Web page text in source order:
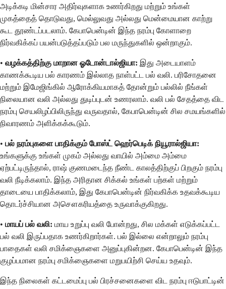
அடிக்கடி மின்சார அதிர்வுகளாக உணர்கிறது மற்றும் உங்கள்
முகத்தைத் தொடுவது, மெல்லுவது அல்லது மென்மையான காற்று
கூட தூண்டப்படலாம். கேபாபென்டின் இந்த நரம்பு கோளாறை
நிர்வகிக்கப் பயன்படுத்தப்படும் பல மருந்துகளில் ஒன்றாகும்.
• வழக்கத்திற்கு மாறான ஓடோன்டால்ஜியா: இது அடையாளம்
காணக்கூடிய பல் காரணம் இல்லாத நாள்பட்ட பல் வலி. பரிசோதனை
மற்றும் இமேஜிங்கில் ஆரோக்கியமாகத் தோன்றும் பல்லில் நீங்கள்
நிலையான வலி அல்லது துடிப்புடன் உணரலாம். வலி பல் சேதத்தை விட
நரம்பு செயலிழப்பிலிருந்து வருவதால், கேபாபென்டின் சில சமயங்களில்
நிவாரணம் அளிக்கக்கூடும்.
• பல் நரம்புகளை பாதிக்கும் போஸ்ட் ஹெர்பெடிக் நியூரால்ஜியா:
உங்களுக்கு உங்கள் முகம் அல்லது வாயில் அம்மை அம்மை
ஏற்பட்டிருந்தால், ராஷ் குணமடைந்த நீண்ட காலத்திற்குப் பிறகும் நரம்பு
வலி நீடிக்கலாம். இந்த அரிதான சிக்கல் உங்கள் பற்கள் மற்றும்
தாடையை பாதிக்கலாம், இது கேபாபென்டின் நிர்வகிக்க உதவக்கூடிய
தொடர்ச்சியான அசௌகரியத்தை உருவாக்குகிறது.
• மாயப் பல் வலி: மாய உறுப்பு வலி போன்றது, சில மக்கள் எடுக்கப்பட்ட
பல் வலி இருப்பதாக உணர்கிறார்கள். பல் இல்லை என்றாலும் நரம்பு
பாதைகள் வலி சமிக்ஞைகளை அனுப்புகின்றன. கேபாபென்டின் இந்த
குழப்பமான நரம்பு சமிக்ஞைகளை மறுபயிற்சி செய்ய உதவும்.
இந்த நிலைகள் கட்டமைப்பு பல் பிரச்சனைகளை விட நரம்பு ஈடுபாட்டின்